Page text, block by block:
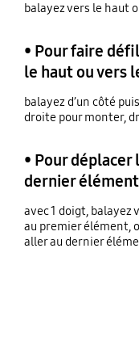
balayez vers le haut
• Pour faire
le haut ou vers
balayez d’un côté
droite pour monter,
• Pour
dernier élément
avec 1 doigt, balayez
au premier élément,
aller au dernier